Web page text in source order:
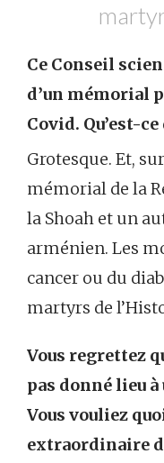
Ce Conseil
d’un mémorial
Covid. Qu’est-
Grotesque. Et,
mémorial de la
la Shoah et un
arménien. Les
cancer ou du
martyrs de
Vous regrettez
pas donné lieu
Vous vouliez
extraordinaire